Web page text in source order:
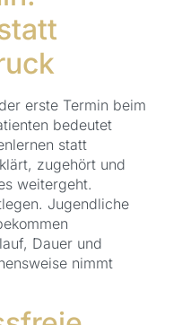
erste Termin beim
bedeutet
statt
zugehört und
weitergeht.
Jugendliche
Dauer und
nimmt